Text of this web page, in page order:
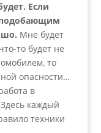
Если
Мне будет
то будет не
то
опасности…
в
каждый
техники